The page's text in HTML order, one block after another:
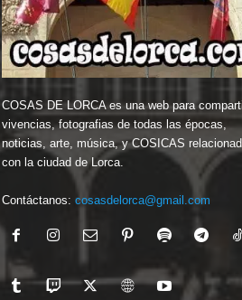
COSAS DE LORCA es una web para
vivencias, fotografias de todas las épocas,
noticias, arte, música, y COSICAS
con la ciudad de Lorca.
Contáctanos: cosasdelorca@gmail.com